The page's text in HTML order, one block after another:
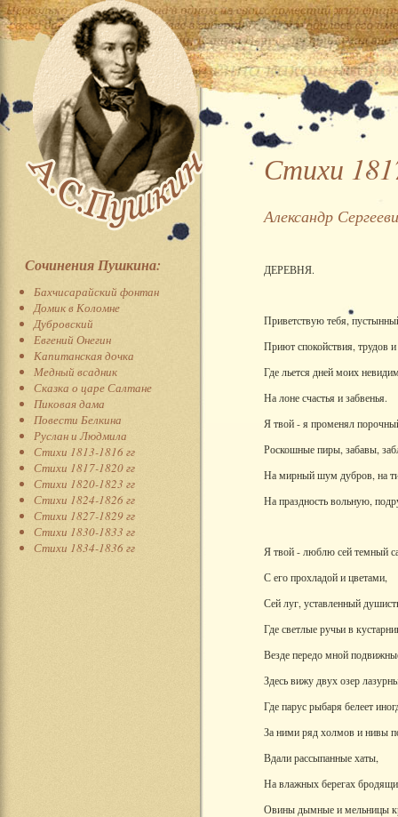
Сочинения Пушкина:
Бахчисарайский фонтан
Домик в Коломне
Дубровский
Евгений Онегин
Капитанская дочка
Медный всадник
Сказка о царе Салтане
Пиковая дама
Повести Белкина
Руслан и Людмила
Стихи 1813-1816 гг
Стихи 1817-1820 гг
Стихи 1820-1823 гг
Стихи 1824-1826 гг
Стихи 1827-1829 гг
Стихи 1830-1833 гг
Стихи 1834-1836 гг
Стихи
Александр
ДЕРЕВНЯ.
Приветствую тебя,
Приют спокойствия, трудов
Где льется дней моих
На лоне счастья и забвенья.
Я твой - я променял
Роскошные пиры, забавы,
На мирный шум дубров, на
На праздность вольную,
Я твой - люблю сей темный
С его прохладой и цветами,
Сей луг, уставленный
Где светлые ручьи в
Везде передо мной
Здесь вижу двух озер
Где парус рыбаря белеет
За ними ряд холмов и нивы
Вдали рассыпанные хаты,
На влажных берегах
Овины дымные и мельницы